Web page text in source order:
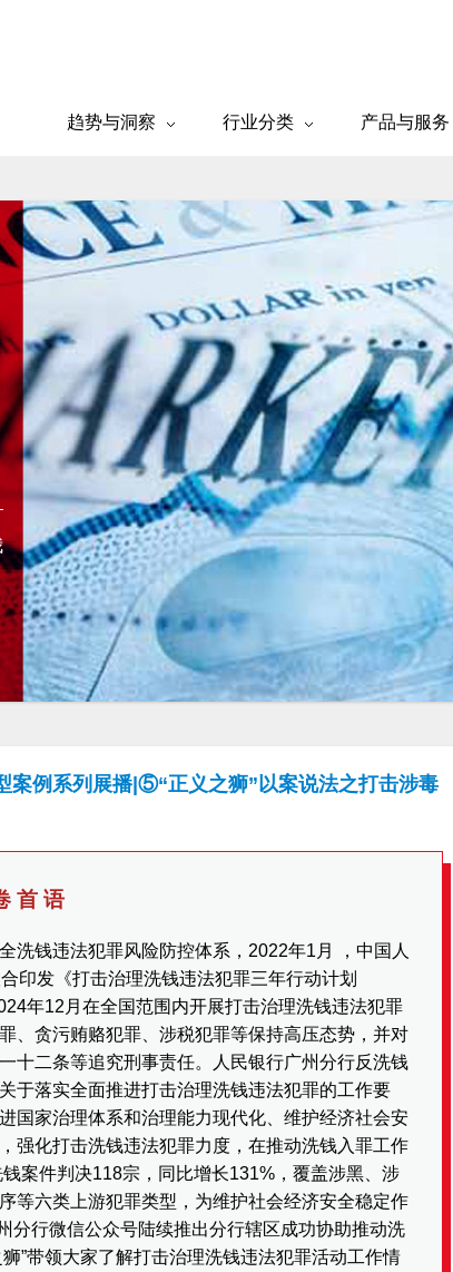
趋势与洞察 行业分类 产品与服务
案例系列展播|⑤“正义之狮”以案说法之打击涉毒
首 语
洗钱违法犯罪风险防控体系，2022年1月 ，中国人
印发《打击治理洗钱违法犯罪三年行动计划
年12月在全国范围内开展打击治理洗钱违法犯罪
、贪污贿赂犯罪、涉税犯罪等保持高压态势，并对
十二条等追究刑事责任。人民银行广州分行反洗钱
于落实全面推进打击治理洗钱违法犯罪的工作要
国家治理体系和治理能力现代化、维护经济社会安
强化打击洗钱违法犯罪力度，在推动洗钱入罪工作
案件判决118宗，同比增长131%，覆盖涉黑、涉
等六类上游犯罪类型，为维护社会经济安全稳定作
分行微信公众号陆续推出分行辖区成功协助推动洗
”带领大家了解打击治理洗钱违法犯罪活动工作情